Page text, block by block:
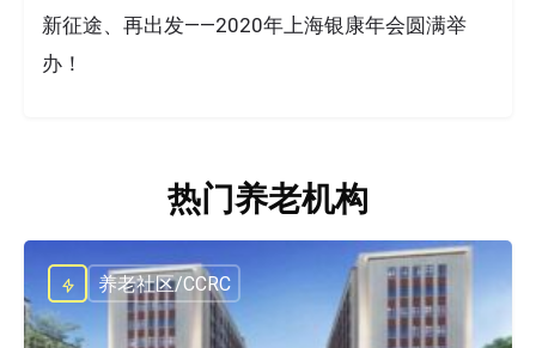
新征途、再出发——2020年上海银康年会圆满举
办！
热门养老机构
养老社区/CCRC